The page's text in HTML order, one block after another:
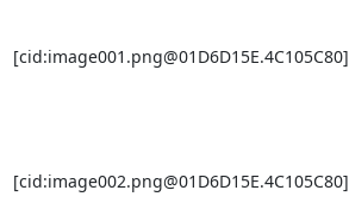
[cid:image001.png@01D6D15E.4C105C80]
[cid:image002.png@01D6D15E.4C105C80]